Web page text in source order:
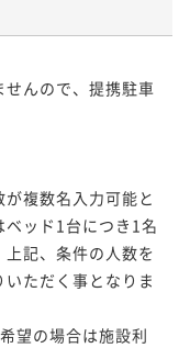
んので、提携駐車
複数名入力可能と
ッド1台につき1名
記、条件の人数を
ただく事となりま
望の場合は施設利